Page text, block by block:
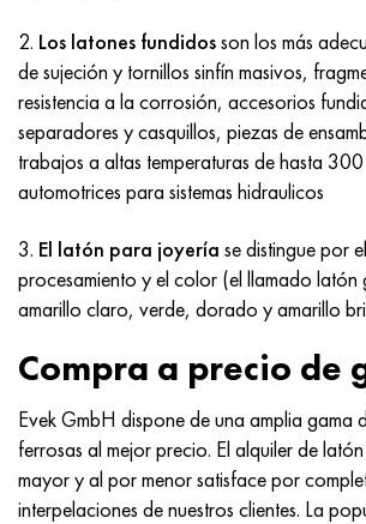
2. Los latones fundidosson los más
de sujeción y tornillos sinfín masivos,
resistencia a la corrosión, accesorios
separadores y casquillos, piezas de
trabajos a altas temperaturas de hasta
automotrices para sistemas hidraulicos
3. El latón para joyería se distingue por
procesamiento y el color (el llamado latón
amarillo claro, verde, dorado y amarillo
Compra a precio de
Evek GmbH dispone de una amplia gama
ferrosas al mejor precio. El alquiler de
mayor y al por menor satisface por
interpelaciones de nuestros clientes. La